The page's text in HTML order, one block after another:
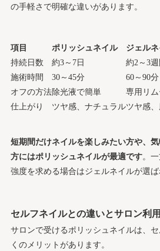
の手軽さで明確な違いがあります。
項目 ポリッシュネイル
ジェル
持続日数
約3～7日
約2～3週
施術時間
30～45分
60～90分
オフの方法除光液で簡単
専用リ
仕上がり
ツヤ感、ナチュラルツヤ感、
短期間だけネイルを楽しみたい方や、
方にはポリッシュネイルが最適です。
強度を求める場合はジェルネイルが選ば
セルフネイルとの違いとサロン利
サロンで受けるポリッシュネイルは、
くのメリットがあります。